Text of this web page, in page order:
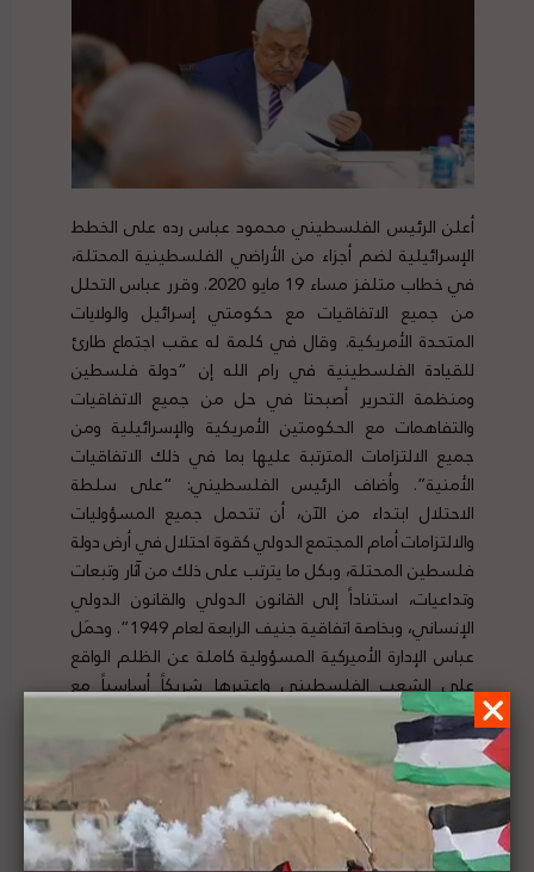
أعلن الرئيس الفلسطيني محمود عباس رده على الخطط
الإسرائيلية لضم أجزاء من الأراضي الفلسطينية المحتلة،
في خطاب متلفز مساء 19 مايو 2020. وقرر عباس التحلل
من جميع الاتفاقيات مع حكومتي إسرائيل والولايات
المتحدة الأمريكية. وقال في كلمة له عقب اجتماع طارئ
للقيادة الفلسطينية في رام الله إن “دولة فلسطين
ومنظمة التحرير أصبحتا في حل من جميع الاتفاقيات
والتفاهمات مع الحكومتين الأمريكية والإسرائيلية ومن
جميع الالتزامات المترتبة عليها بما في ذلك الاتفاقيات
الأمنية”. وأضاف الرئيس الفلسطيني: “على سلطة
الاحتلال ابتداء من الآن، أن تتحمل جميع المسؤوليات
والالتزامات أمام المجتمع الدولي كقوة احتلال في أرض دولة
فلسطين المحتلة، وبكل ما يترتب على ذلك من آثار وتبعات
وتداعيات، استناداً إلى القانون الدولي والقانون الدولي
الإنساني، وبخاصة اتفاقية جنيف الرابعة لعام 1949”. وحمَل
عباس الإدارة الأميركية المسؤولية كاملة عن الظلم الواقع
على الشعب الفلسطيني واعتبرها شريكاً أساسياً مع
حكومة الاحتلال في جميع الإجراءات العدوانية المجحفة.
لتفاصيل الخبر ومصدره الأصلي، هنا